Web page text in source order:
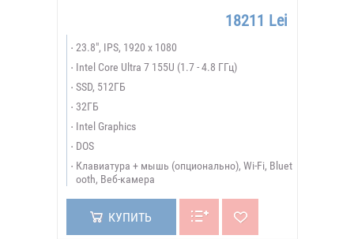
18211 Lei
23.8", IPS, 1920 x 1080
Intel Core Ultra 7 155U (1.7 - 4.8 ГГц)
SSD, 512ГБ
32ГБ
Intel Graphics
DOS
Клавиатура + мышь (опционально), Wi-Fi, Bluet
ooth, Веб-камера
КУПИТЬ